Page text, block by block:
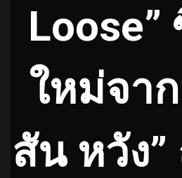
Loose”
ใหม่จา
สัน หวัง